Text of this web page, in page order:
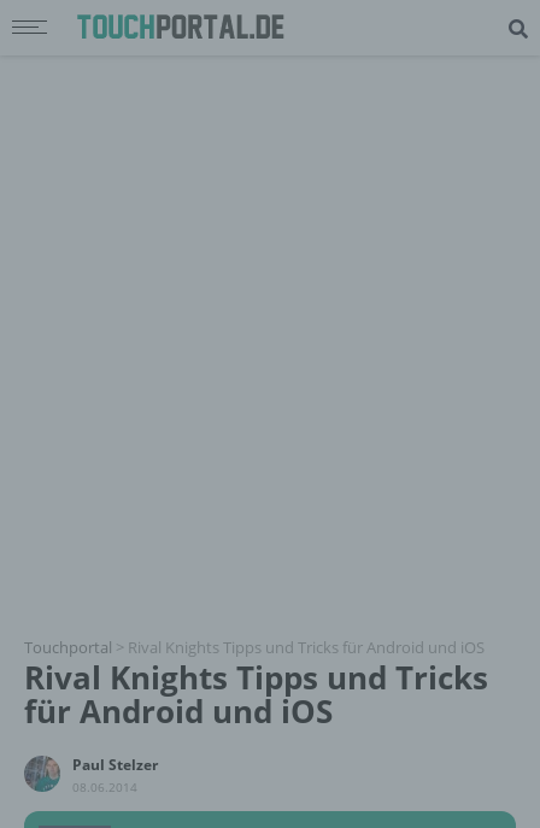
Touchportal > Rival Knights Tipps und Tricks für Android und iOS
Rival Knights Tipps und Tricks
für Android und iOS
Paul Stelzer
08.06.2014